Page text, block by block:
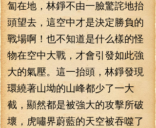
匐在地，林錚不由一臉驚詫地抬
頭望去，這空中才是決定勝負的
戰場啊！也不知道是什么樣的怪
物在空中大戰，才會引發如此強
大的氣壓。這一抬頭，林錚發現
環繞著山坳的山峰都少了一大
截，顯然都是被強大的攻擊所破
壞，虎嘯界蔚藍的天空被吞噬了